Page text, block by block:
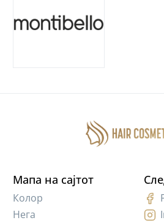
Мапа на сајтот
Колор
Нега